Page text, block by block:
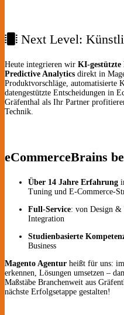
Next Level:
Heute integrieren wir KI-gestützte
Predictive Analytics direkt in
Produkt­vorschläge, automatisierte
datengestützte Entscheidungen in
Gräfenthal als Ihr Partner
Technik.
eCommerceBrains
Über 14 Jahre Erfahrung
Tuning und E-Commerce-
Full-Service: von Design &
Integration
Studienbasierte
Business
Magento Agentur heißt für uns:
erkennen, Lösungen umsetzen –
Maßstäbe Branchenweit aus
nächste Erfolgsetappe gestalten!